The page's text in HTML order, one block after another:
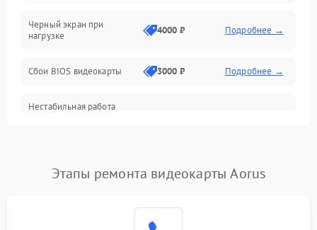
Электропитание
ПО
Электронные компоненты
Общие поломки
Черный экран при
нагрузке
4000 ₽ Подробнее →
Сбои BIOS видеокарты 3000 ₽ Подробнее →
Нестабильная работа
Этапы ремонта видеокарты Aorus